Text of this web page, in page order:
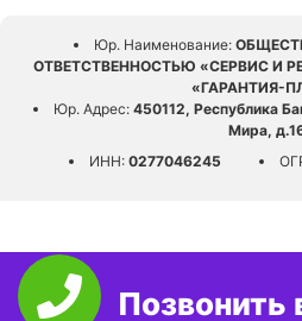
Юр. Наименование:
ОТВЕТСТВЕННОСТЬЮ «СЕРВИС И
«ГАРАНТИЯ-
Юр. Адрес: 450112, Республика
Мира,
ИНН: 0277046245
Позвонить